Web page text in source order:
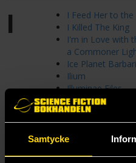
Samtycke
I
I Feed Her to
I Killed The King
I'm in Love with
a Commoner
Ice Planet
Ilium
Illuminae Files
Immortal Dark
Immortal Desires
Immortals Untold
Imperial